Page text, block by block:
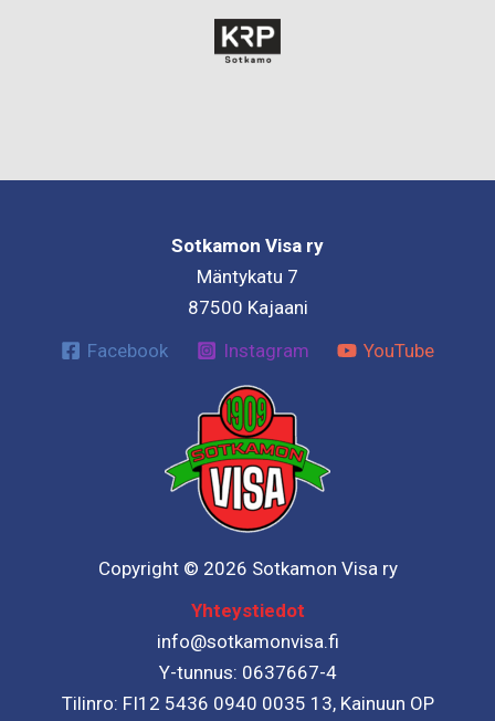
Sotkamon Visa ry
Mäntykatu 7
87500 Kajaani
Facebook
Instagram YouTube
Copyright © 2026 Sotkamon Visa ry
Yhteystiedot
info@sotkamonvisa.fi
Y-tunnus: 0637667-4
Tilinro: FI12 5436 0940 0035 13, Kainuun OP